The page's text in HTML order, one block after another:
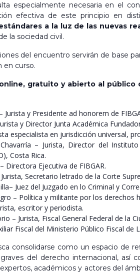
especialmente necesaria en el
efectiva de este principio en
a la luz de las nuevas
la sociedad civil.
del encuentro servirán de base
en curso.
online, gratuito y abierto al público
Jurista y Presidente ad honorem de
y Director Junta Académica
especialista en jurisdicción universal,
– Jurista, Director del
Costa Rica.
Directora Ejecutiva de FIBGAR.
Secretario letrado de la Corte
Juez del Juzgado en lo Criminal y
– Política y militante por los derechos
escritor y periodista.
– Jurista, Fiscal General Federal de la
Fiscal del Ministerio Público Fiscal de
consolidarse como un espacio de
del derecho internacional, así
académicos y actores del